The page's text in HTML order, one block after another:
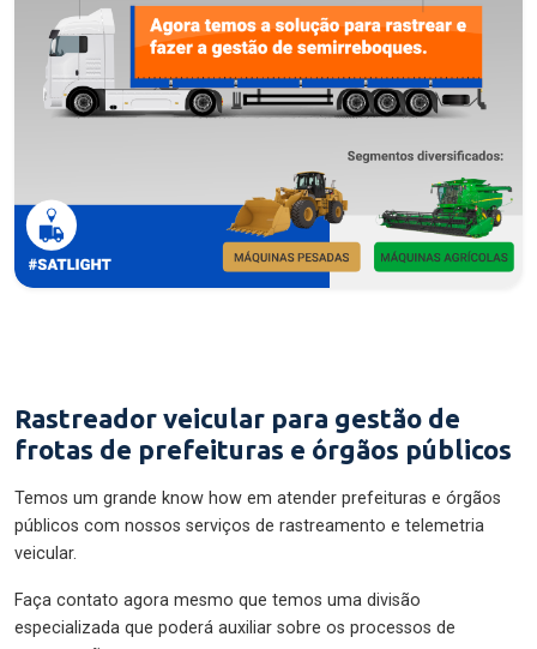
Rastreador veicular para gestão de
frotas de prefeituras e órgãos públicos
Temos um grande know how em atender prefeituras e órgãos
públicos com nossos serviços de rastreamento e telemetria
veicular.
Faça contato agora mesmo que temos uma divisão
especializada que poderá auxiliar sobre os processos de